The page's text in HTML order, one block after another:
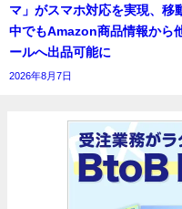
マ」がスマホ対応を実現、移
中でもAmazon商品情報から
ールへ出品可能に
2026年8月7日